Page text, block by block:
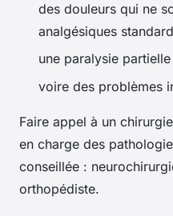
des douleurs qui ne
analgésiques
une paralysie partielle
voire des problèmes
Faire appel à un
en charge des
conseillée :
orthopédiste.